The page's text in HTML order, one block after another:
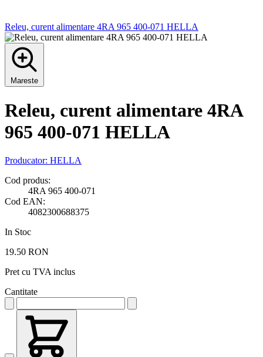
Releu, curent alimentare 4RA 965 400-071 HELLA
Mareste
Releu, curent alimentare 4RA
965 400-071 HELLA
Producator: HELLA
Cod produs:
4RA 965 400-071
Cod EAN:
4082300688375
In Stoc
19.50 RON
Pret cu TVA inclus
Cantitate